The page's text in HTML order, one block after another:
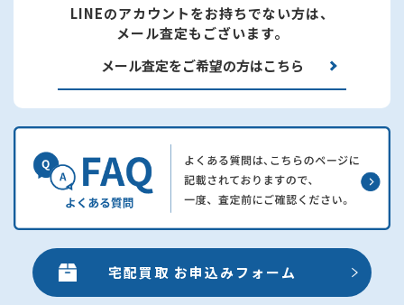
LINEのアカウントをお持ちでない方は、
メール査定もございます。
メール査定をご希望の方はこちら
宅配買取 お申込みフォーム